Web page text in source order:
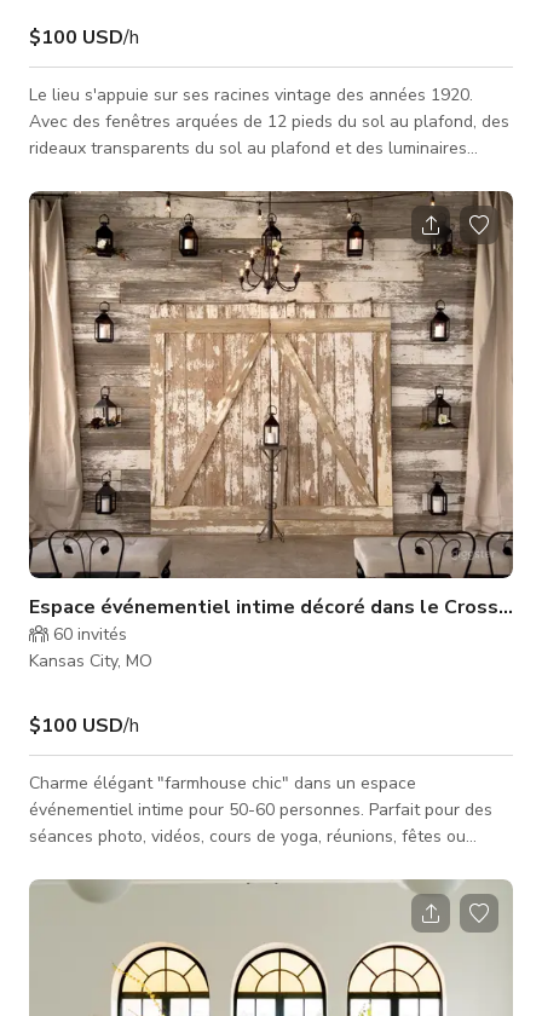
$100 USD/h
Le lieu s'appuie sur ses racines vintage des années 1920.
Avec des fenêtres arquées de 12 pieds du sol au plafond, des
rideaux transparents du sol au plafond et des luminaires
lumineuse offre élégance tout en étant équilibrée par des
accents en bois et des sièges en chaises en bois. Située dans
un coin calme de la petite ville familiale Liberty Square, notre
petite chapelle est parfaite pour les couples cherchant une
célébratio
Espace événementiel intime décoré dans le
60 invités
Kansas City, MO
$100 USD/h
Charme élégant "farmhouse chic" dans un espace
événementiel intime pour 50-60 personnes. Parfait pour des
séances photo, vidéos, cours de yoga, réunions, fêtes ou
chaleureux et accueillant avec des vignettes dignes d'une
votre événement ou séance photo : bois de grange récupéré
et portes de grange, ornés de lanternes en métal remplies de
fleurs saisonnières et de